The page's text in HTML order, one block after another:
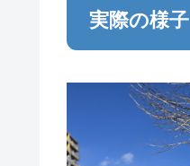
実際の様子